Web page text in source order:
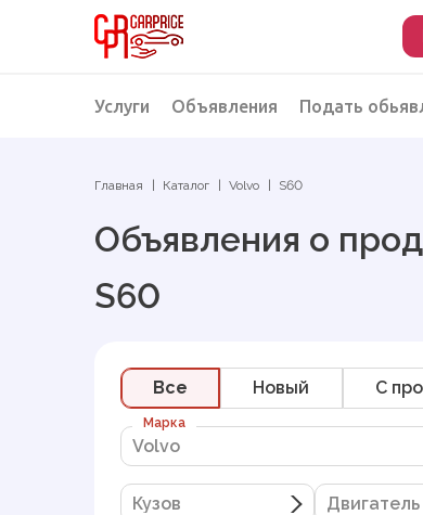
Услуги
Подбор автомобиля
Подбор автомобиля из Европы
Объявления Подать
Разместить объявление о продаже
Главная Каталог Volvo S60
Объявления о
S60
Все Новый C
VolvoVolvo
Марка
Кузов Двигатель